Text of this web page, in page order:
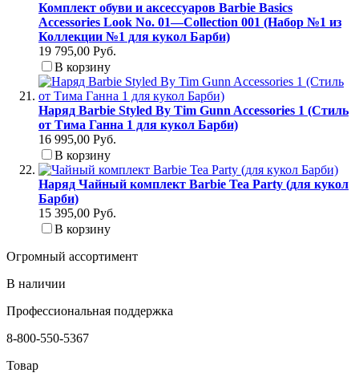
Комплект обуви и аксессуаров Barbie Basics
Accessories Look No. 01—Collection 001 (Набор №1 из
Коллекции №1 для кукол Барби)
19 795,00 Руб.
В корзину
Наряд Barbie Styled By Tim Gunn Accessories 1 (Стиль
от Тима Ганна 1 для кукол Барби)
16 995,00 Руб.
В корзину
Наряд Чайный комплект Barbie Tea Party (для кукол
Барби)
15 395,00 Руб.
В корзину
Огромный ассортимент
В наличии
Профессиональная поддержка
8-800-550-5367
Товар